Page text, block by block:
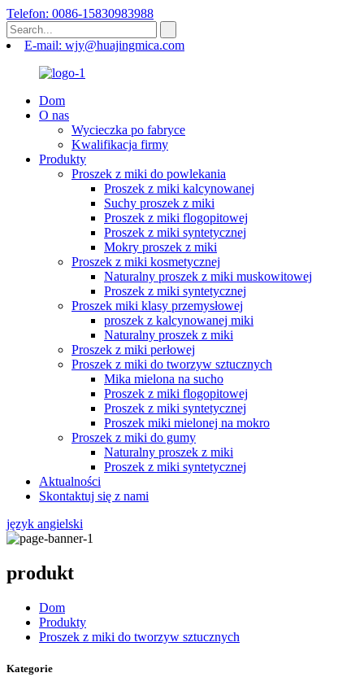
Telefon: 0086-15830983988
E-mail: wjy@huajingmica.com
Dom
O nas
Wycieczka po fabryce
Kwalifikacja firmy
Produkty
Proszek z miki do powlekania
Proszek z miki kalcynowanej
Suchy proszek z miki
Proszek z miki flogopitowej
Proszek z miki syntetycznej
Mokry proszek z miki
Proszek z miki kosmetycznej
Naturalny proszek z miki muskowitowej
Proszek z miki syntetycznej
Proszek miki klasy przemysłowej
proszek z kalcynowanej miki
Naturalny proszek z miki
Proszek z miki perłowej
Proszek z miki do tworzyw sztucznych
Mika mielona na sucho
Proszek z miki flogopitowej
Proszek z miki syntetycznej
Proszek miki mielonej na mokro
Proszek z miki do gumy
Naturalny proszek z miki
Proszek z miki syntetycznej
Aktualności
Skontaktuj się z nami
język angielski
produkt
Dom
Produkty
Proszek z miki do tworzyw sztucznych
Kategorie